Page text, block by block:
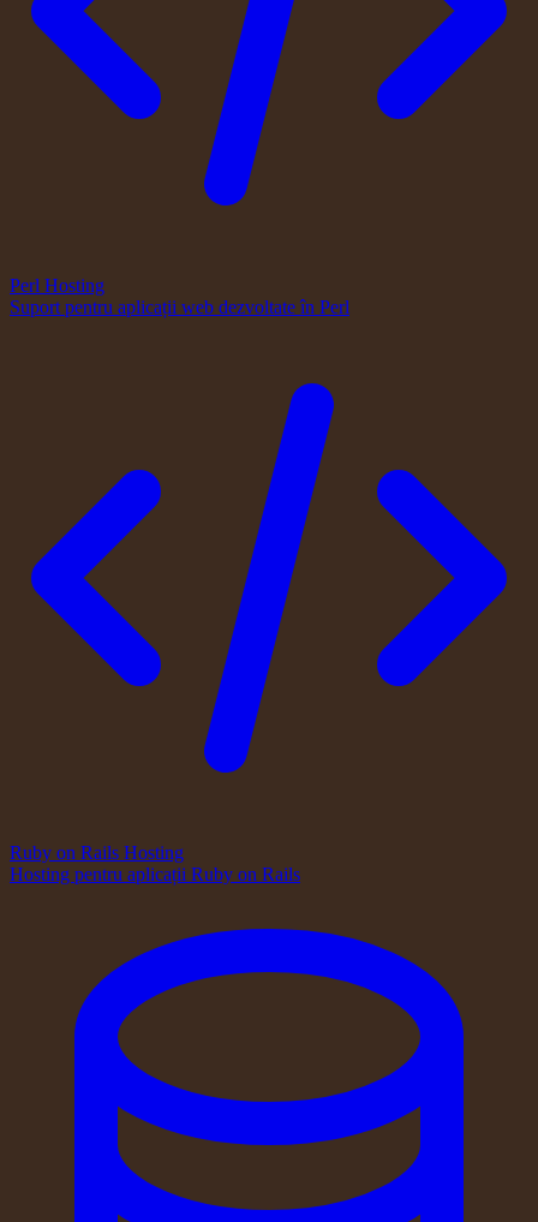
Perl Hosting
Suport pentru aplicații web dezvoltate în Perl
Ruby on Rails Hosting
Hosting pentru aplicații Ruby on Rails